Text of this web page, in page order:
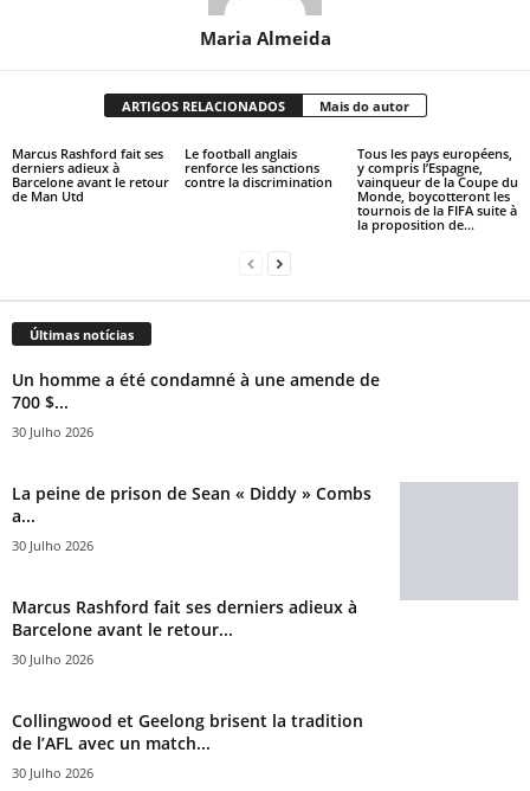
Maria Almeida
ARTIGOS RELACIONADOS Mais do autor
Marcus Rashford fait ses
derniers adieux à
Barcelone avant le retour
de Man Utd
Le football anglais
renforce les sanctions
contre la discrimination
Tous les pays européens,
y compris l’Espagne,
vainqueur de la Coupe du
Monde, boycotteront les
tournois de la FIFA suite à
la proposition de...
Últimas notícias
Un homme a été condamné à une amende de
700 $...
30 Julho 2026
La peine de prison de Sean « Diddy » Combs
a...
30 Julho 2026
Marcus Rashford fait ses derniers adieux à
Barcelone avant le retour...
30 Julho 2026
Collingwood et Geelong brisent la tradition
de l’AFL avec un match...
30 Julho 2026